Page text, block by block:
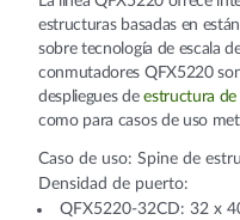
estructuras basadas en
sobre tecnología de escala
conmutadores QFX5220
despliegues deestructura
como para casos de uso
Caso de uso: Spine de
Densidad de puerto:
QFX5220-32CD: 32 x